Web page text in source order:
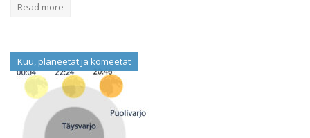
Read more
Kuu, planeetat ja komeetat